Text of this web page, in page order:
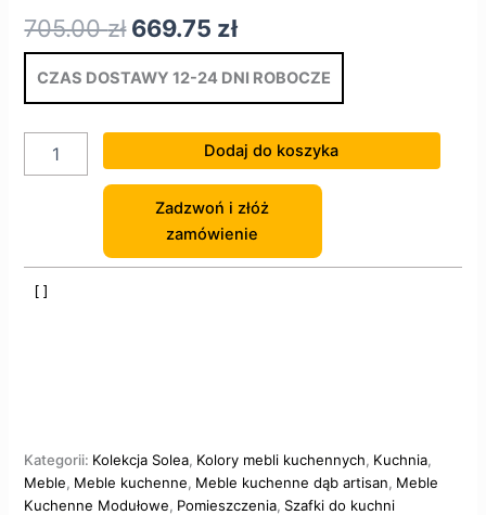
705.00zł 669.75 zł
CZAS DOSTAWY 12-24 DNI ROBOCZE
Dodaj do koszyka
Zadzwoń i złóż
zamówienie
Kategorii: Kolekcja Solea, Kolory mebli kuchennych, Kuchnia,
Meble, Meble kuchenne, Meble kuchenne dąb artisan, Meble
Kuchenne Modułowe, Pomieszczenia, Szafki do kuchni